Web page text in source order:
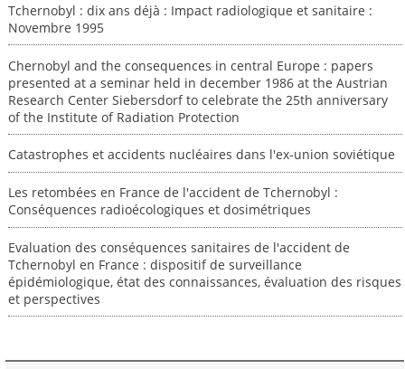
Tchernobyl : dix ans déjà : Impact radiologique et sanitaire :
Novembre 1995
Chernobyl and the consequences in central Europe : papers
presented at a seminar held in december 1986 at the Austrian
Research Center Siebersdorf to celebrate the 25th anniversary
of the Institute of Radiation Protection
Catastrophes et accidents nucléaires dans l'ex-union soviétique
Les retombées en France de l'accident de Tchernobyl :
Conséquences radioécologiques et dosimétriques
Evaluation des conséquences sanitaires de l'accident de
Tchernobyl en France : dispositif de surveillance
épidémiologique, état des connaissances, évaluation des risques
et perspectives